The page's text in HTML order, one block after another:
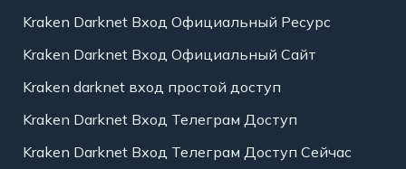
Kraken Darknet Вход Официальный Ресурс
Kraken Darknet Вход Официальный Сайт
Kraken darknet вход простой доступ
Kraken Darknet Вход Телеграм Доступ
Kraken Darknet Вход Телеграм Доступ Сейчас